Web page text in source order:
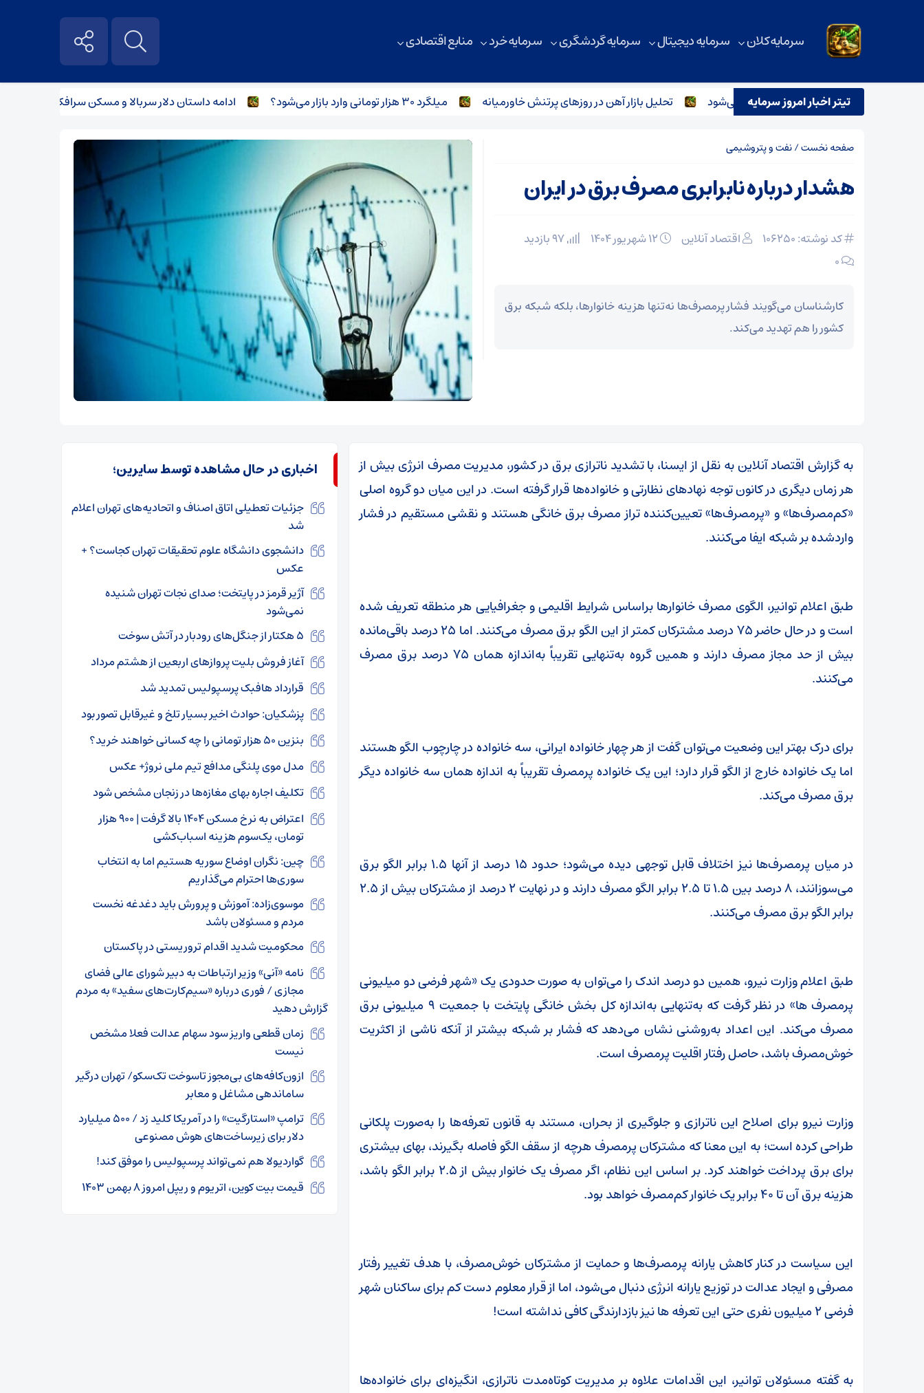
سرمایه کلان سرمایه دیجیتال سرمایه گردشگری سرمایه خرد منابع اقتصادی
تیتر اخبار امروز سرمایه
در راه شمال کشور؛ تهران خنک‌تر می‌شود تحلیل بازار آهن در روزهای پرتنش خاورمیانه میلگرد ۳۰ هزار تومانی وارد بازار می‌شود؟ ادامه داستان دلار سربالا و مسکن سرافکنده
صفحه نخست/نفت و پتروشیمی
هشدار درباره نابرابری مصرف برق در ایران
کد نوشته: 106250 اقتصاد آنلاین
۰
کارشناسان می‌گویند فشار پرمصرف‌ها نه‌تنها هزینه خانوارها، بلکه شبکه برق
کشور را هم تهدید می‌کند.
به گزارش اقتصاد آنلاین به نقل از ایسنا، با تشدید ناترازی برق در کشور، مدیریت مصرف انرژی بیش از
هر زمان دیگری در کانون توجه نهادهای نظارتی و خانواده‌ها قرار گرفته است. در این میان دو گروه اصلی
«کم‌مصرف‌ها» و «پرمصرف‌ها» تعیین‌کننده تراز مصرف برق خانگی هستند و نقشی مستقیم در فشار
واردشده بر شبکه ایفا می‌کنند.
طبق اعلام توانیر، الگوی مصرف خانوارها براساس شرایط اقلیمی و جغرافیایی هر منطقه تعریف شده
است و در حال حاضر ۷۵ درصد مشترکان کمتر از این الگو برق مصرف می‌کنند. اما ۲۵ درصد باقی‌مانده
بیش از حد مجاز مصرف دارند و همین گروه به‌تنهایی تقریباً به‌اندازه همان ۷۵ درصد برق مصرف
می‌کنند.
برای درک بهتر این وضعیت می‌توان گفت از هر چهار خانواده ایرانی، سه خانواده در چارچوب الگو هستند
اما یک خانواده خارج از الگو قرار دارد؛ این یک خانواده پرمصرف تقریباً به اندازه همان سه خانواده دیگر
برق مصرف می‌کند.
در میان پرمصرف‌ها نیز اختلاف قابل توجهی دیده می‌شود؛ حدود ۱۵ درصد از آنها ۱.۵ برابر الگو برق
می‌سوزانند، ۸ درصد بین ۱.۵ تا ۲.۵ برابر الگو مصرف دارند و در نهایت ۲ درصد از مشترکان بیش از ۲.۵
برابر الگو برق مصرف می‌کنند.
طبق اعلام وزارت نیرو، همین دو درصد اندک را می‌توان به صورت حدودی یک «شهر فرضی دو میلیونی
پرمصرف ها» در نظر گرفت که به‌تنهایی به‌اندازه کل بخش خانگی پایتخت با جمعیت ۹ میلیونی برق
مصرف می‌کند. این اعداد به‌روشنی نشان می‌دهد که فشار بر شبکه بیشتر از آنکه ناشی از اکثریت
خوش‌مصرف باشد، حاصل رفتار اقلیت پرمصرف است.
وزارت نیرو برای اصلاح این ناترازی و جلوگیری از بحران، مستند به قانون تعرفه‌ها را به‌صورت پلکانی
طراحی کرده است؛ به این معنا که مشترکان پرمصرف هرچه از سقف الگو فاصله بگیرند، بهای بیشتری
برای برق پرداخت خواهند کرد. بر اساس این نظام، اگر مصرف یک خانوار بیش از ۲.۵ برابر الگو باشد،
هزینه برق آن تا ۴۰ برابر یک خانوار کم‌مصرف خواهد بود.
این سیاست در کنار کاهش یارانه پرمصرف‌ها و حمایت از مشترکان خوش‌مصرف، با هدف تغییر رفتار
مصرفی و ایجاد عدالت در توزیع یارانه انرژی دنبال می‌شود، اما از قرار معلوم دست کم برای ساکنان شهر
فرضی ۲ میلیون نفری حتی این تعرفه ها نیز بازدارندگی کافی نداشته است!
به گفته مسئولان توانیر، این اقدامات علاوه بر مدیریت کوتاه‌مدت ناترازی، انگیزه‌ای برای خانواده‌ها
اخباری در حال مشاهده توسط سایرین؛
جزئیات تعطیلی اتاق اصناف و اتحادیه‌های تهران اعلام
شد
دانشجوی دانشگاه علوم تحقیقات تهران کجاست؟ +
عکس
آژیر قرمز در پایتخت؛ صدای نجات تهران شنیده
نمی‌شود
۵ هکتار از جنگل‌های رودبار در آتش سوخت
آغاز فروش بلیت پروازهای اربعین از هشتم مرداد
قرارداد هافبک پرسپولیس تمدید شد
پزشکیان: حوادث اخیر بسیار تلخ و غیرقابل تصور بود
بنزین ۵۰ هزار تومانی را چه کسانی خواهند خرید؟
مدل موی پلنگی مدافع تیم ملی نروژ+ عکس
تکلیف اجاره بهای مغازه‌ها در زنجان مشخص شود
اعتراض به نرخ مسکن ۱۴۰۴ بالا گرفت | ۹۰۰ هزار
تومان، یک‌سوم هزینه اسباب‌کشی
چین: نگران اوضاع سوریه هستیم اما به انتخاب
سوری‌ها احترام می‌گذاریم
موسوی‌زاده: آموزش و پرورش باید دغدغه نخست
مردم و مسئولان باشد
محکومیت شدید اقدام تروریستی در پاکستان
نامه «آنی» وزیر ارتباطات به دبیر شورای عالی فضای
مجازی / فوری درباره «سیم‌کارت‌های سفید» به مردم
گزارش دهید
زمان قطعی واریز سود سهام عدالت فعلا مشخص
نیست
ازون‌کافه‌های بی‌مجوز تاسوخت تک‌سکو/ تهران درگیر
ساماندهی مشاغل و معابر
ترامپ «استارگیت»‌ را در آمریکا کلید زد / ۵۰۰ میلیارد
دلار برای زیرساخت‌های هوش مصنوعی
گواردیولا هم نمی‌تواند پرسپولیس را موفق کند!
قیمت بیت کوین، اتریوم و ریپل امروز ۸ بهمن ۱۴۰۳